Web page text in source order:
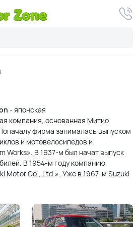
- японская
компания, основанная Митио
фирма занималась выпуском
и мотовелосипедов и
Works». В 1937-м был начат выпуск
В 1954-м году компанию
Motor Co., Ltd.». Уже в 1967-м Suzuki
а в 1982-м – в Индии. В декабре
автомобилей. Альянс